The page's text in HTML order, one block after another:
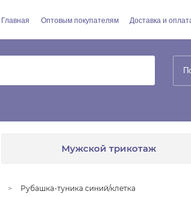
Главная Оптовым покупателям Доставка и
Мужской трикотаж
Рубашка-туника синий/клетка